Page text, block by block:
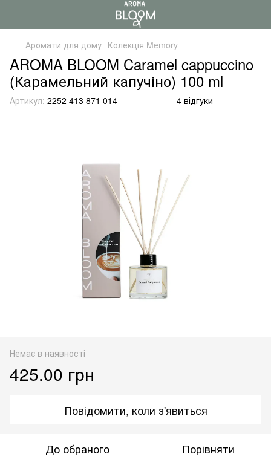
Аромати для дому Колекція Memory
AROMA BLOOM Caramel cappuccino
(Карамельний капучіно) 100 ml
Артикул: 2252 413 871 014 4 відгуки
Немає в наявності
425.00 грн
Повідомити, коли з'явиться
До обраного Порівняти